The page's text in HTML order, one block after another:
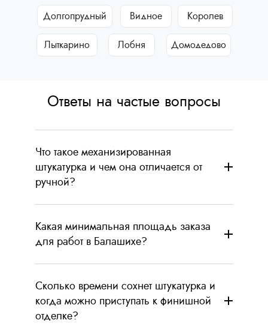
Долгопрудный Видное Королев
Лыткарино Лобня Домодедово
Ответы на частые вопросы
Что такое механизированная
штукатурка и чем она отличается от
ручной?
Какая минимальная площадь заказа
для работ в Балашихе?
Сколько времени сохнет штукатурка и
когда можно приступать к финишной
отделке?